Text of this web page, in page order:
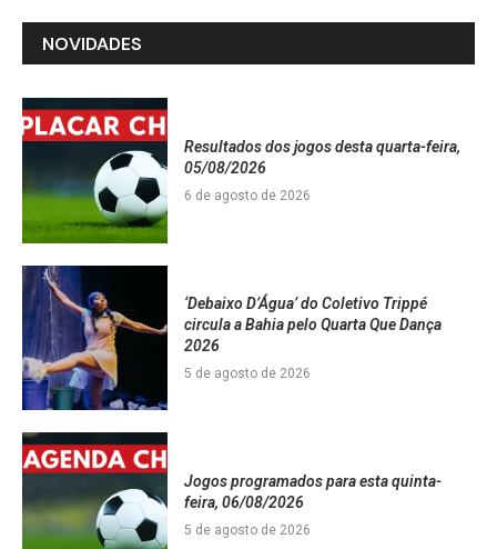
NOVIDADES
Resultados dos jogos desta quarta-feira,
05/08/2026
6 de agosto de 2026
‘Debaixo D’Água’ do Coletivo Trippé
circula a Bahia pelo Quarta Que Dança
2026
5 de agosto de 2026
Jogos programados para esta quinta-
feira, 06/08/2026
5 de agosto de 2026